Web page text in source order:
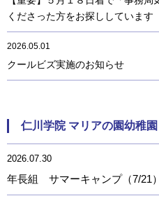
くださった方をお探ししています
2026.05.01
クールビズ実施のお知らせ
仁川学院 マリアの園幼稚園
2026.07.30
年長組 サマーキャンプ（7/21）